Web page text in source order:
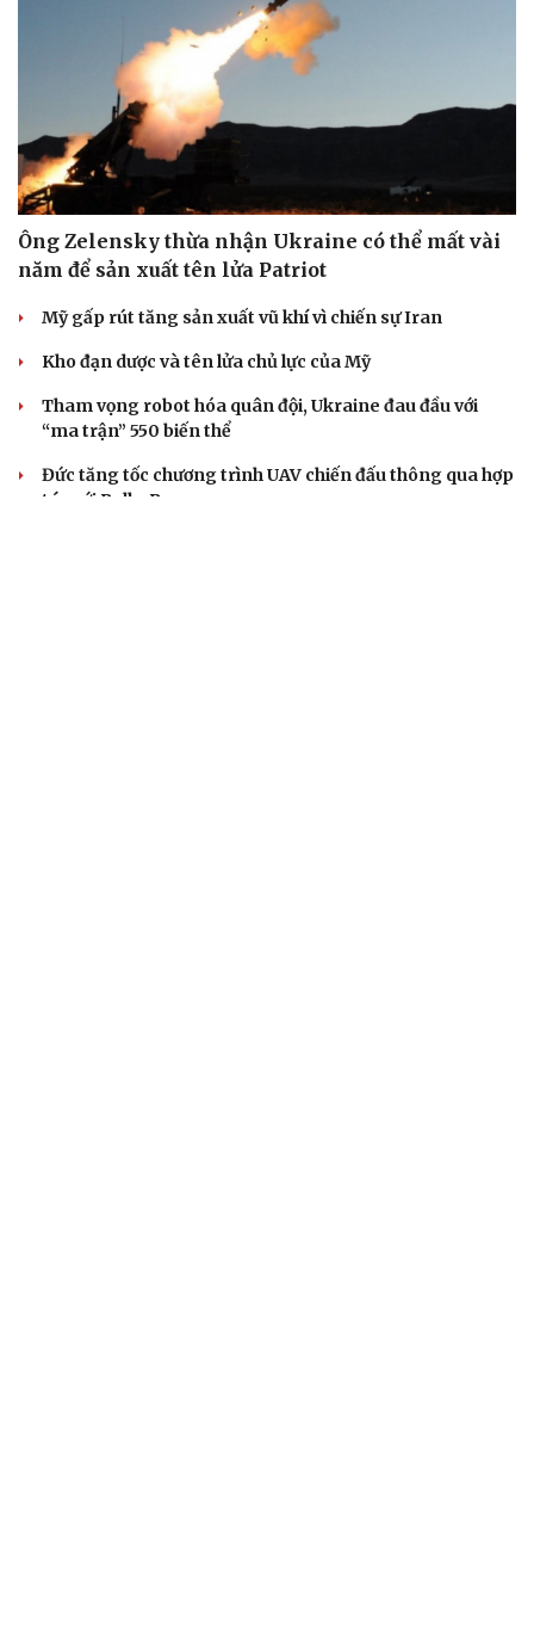
Ông Zelensky thừa nhận Ukraine có thể mất vài
năm để sản xuất tên lửa Patriot
Mỹ gấp rút tăng sản xuất vũ khí vì chiến sự Iran
Kho đạn dược và tên lửa chủ lực của Mỹ
Tham vọng robot hóa quân đội, Ukraine đau đầu với
“ma trận” 550 biến thể
Đức tăng tốc chương trình UAV chiến đấu thông qua hợp
tác với Rolls-Royce